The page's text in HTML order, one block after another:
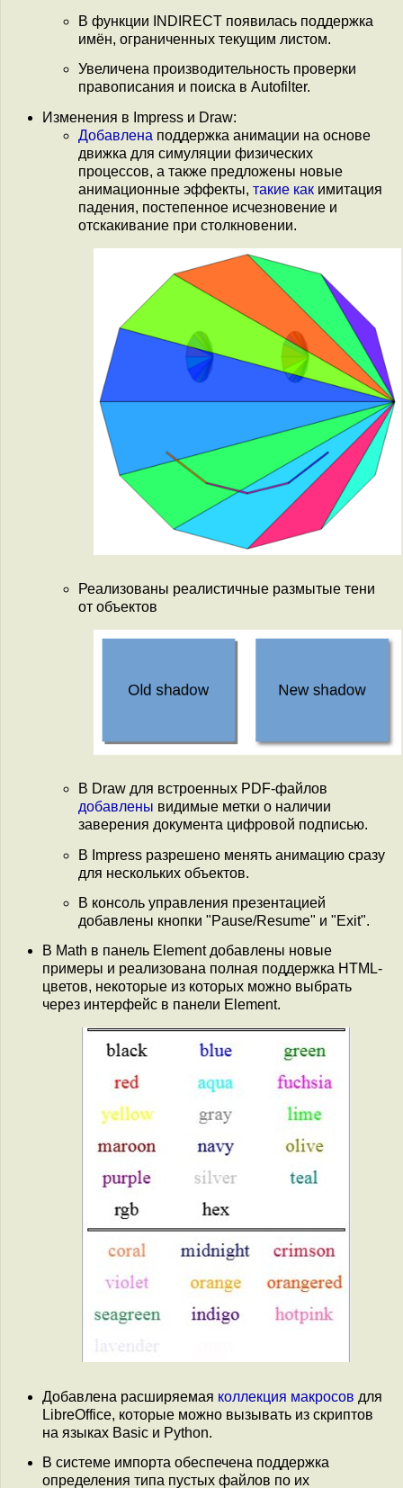
В функции INDIRECT появилась поддержка
имён, ограниченных текущим листом.
Увеличена производительность проверки
правописания и поиска в Autofilter.
Изменения в Impress и Draw:
Добавлена поддержка анимации на основе
движка для симуляции физических
процессов, а также предложены новые
анимационные эффекты, такие как имитация
падения, постепенное исчезновение и
отскакивание при столкновении.
Реализованы реалистичные размытые тени
от объектов
В Draw для встроенных PDF-файлов
добавлены видимые метки о наличии
заверения документа цифровой подписью.
В Impress разрешено менять анимацию сразу
для нескольких объектов.
В консоль управления презентацией
добавлены кнопки "Pause/Resume" и "Exit".
В Math в панель Element добавлены новые
примеры и реализована полная поддержка HTML-
цветов, некоторые из которых можно выбрать
через интерфейс в панели Element.
Добавлена расширяемая коллекция макросов для
LibreOffice, которые можно вызывать из скриптов
на языках Basic и Python.
В системе импорта обеспечена поддержка
определения типа пустых файлов по их